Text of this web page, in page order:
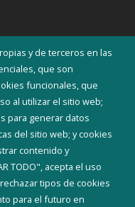
y de terceros en las
que son
funcionales, que
al utilizar el sitio web;
para generar datos
del sitio web; y cookies
contenido y
TODO", acepta el uso
tipos de cookies
para el futuro en